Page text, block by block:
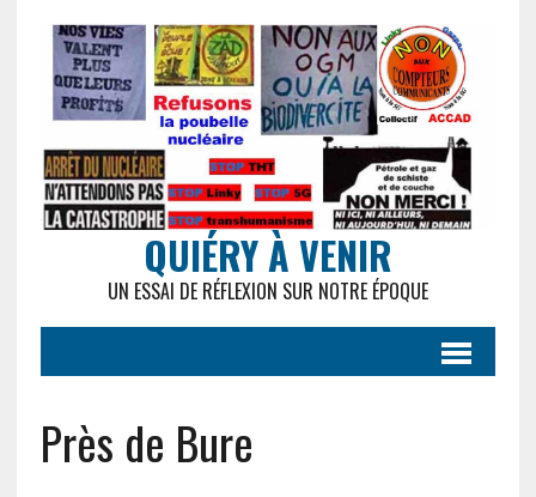
QUIÉRY À VENIR
UN ESSAI DE RÉFLEXION SUR NOTRE ÉPOQUE
Près de Bure